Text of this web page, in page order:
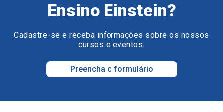
Ensino Einstein?
Cadastre-se e receba informações sobre os nossos
cursos e eventos.
Preencha o formulário